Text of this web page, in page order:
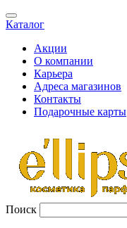
Каталог
Акции
О компании
Карьера
Адреса магазинов
Контакты
Подарочные карты
Поиск